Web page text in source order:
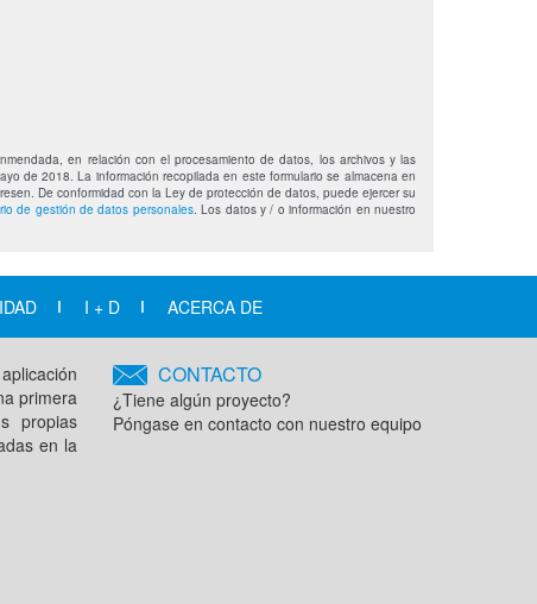
en relación con el procesamiento de datos, los archivos y las
de 2018. La información recopilada en este formulario se almacena en
De conformidad con la Ley de protección de datos, puede ejercer su
de gestión de datos personales. Los datos y / o información en nuestro
I + D ACERCA DE
primera
propias
en la
CONTACTO
¿Tiene algún proyecto?
Póngase en contacto con nuestro equipo